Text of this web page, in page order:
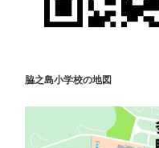
脇之島小学校の地図